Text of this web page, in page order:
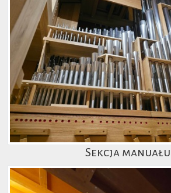
Sekcja manuału I